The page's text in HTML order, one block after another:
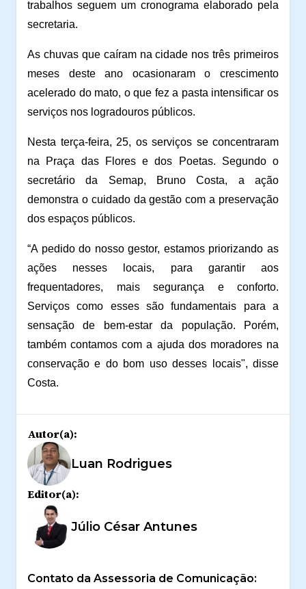
trabalhos seguem um cronograma elaborado pela
secretaria.
As chuvas que caíram na cidade nos três primeiros
meses deste ano ocasionaram o crescimento
acelerado do mato, o que fez a pasta intensificar os
serviços nos logradouros públicos.
Nesta terça-feira, 25, os serviços se concentraram
na Praça das Flores e dos Poetas. Segundo o
secretário da Semap, Bruno Costa, a ação
demonstra o cuidado da gestão com a preservação
dos espaços públicos.
“A pedido do nosso gestor, estamos priorizando as
ações nesses locais, para garantir aos
frequentadores, mais segurança e conforto.
Serviços como esses são fundamentais para a
sensação de bem-estar da população. Porém,
também contamos com a ajuda dos moradores na
conservação e do bom uso desses locais", disse
Costa.
Autor(a):
Luan Rodrigues
Editor(a):
Júlio César Antunes
Contato da Assessoria de Comunicação: